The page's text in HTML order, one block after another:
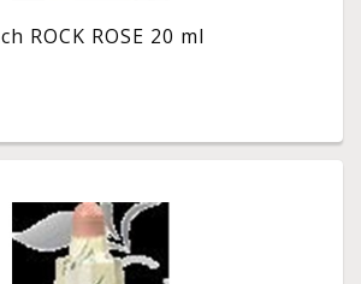
ROCK ROSE 20 ml